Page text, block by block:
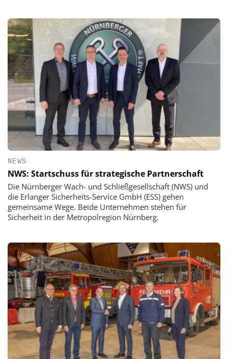
NEWS
NWS: Startschuss für strategische Partnerschaft
Die Nürnberger Wach- und Schließgesellschaft (NWS) und
die Erlanger Sicherheits-Service GmbH (ESS) gehen
gemeinsame Wege. Beide Unternehmen stehen für
Sicherheit in der Metropolregion Nürnberg.